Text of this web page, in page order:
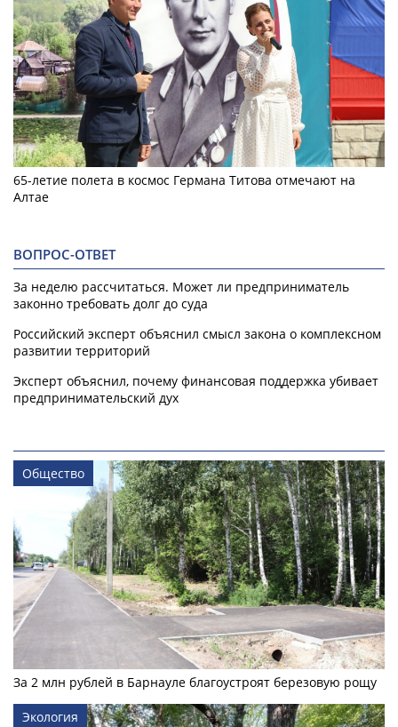
65-летие полета в космос Германа Титова отмечают на
Алтае
ВОПРОС-ОТВЕТ
За неделю рассчитаться. Может ли предприниматель
законно требовать долг до суда
Российский эксперт объяснил смысл закона о комплексном
развитии территорий
Эксперт объяснил, почему финансовая поддержка убивает
предпринимательский дух
Общество
За 2 млн рублей в Барнауле благоустроят березовую рощу
Экология